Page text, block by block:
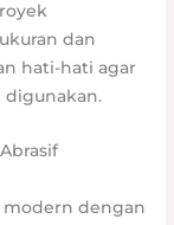
dan
hati-hati agar
digunakan.
modern dengan